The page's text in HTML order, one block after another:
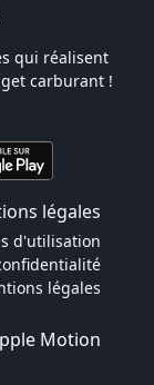
qui réalisent
carburant !
légales
d'utilisation
légales
Motion